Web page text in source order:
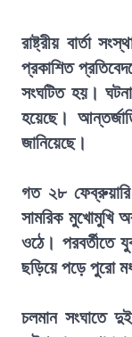
রাষ্ট্রীয় বার্তা
প্রকাশিত
সংঘটিত হয়।
হয়েছে।
জানিয়েছে।
গত ২৮
সামরিক মুখোমুখি
ওঠে। পরবর্তীতে
ছড়িয়ে পড়ে পুরো
চলমান সংঘাতে